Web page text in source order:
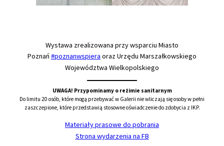
Wystawa zrealizowana przy wsparciu Miasto
Poznań #poznanwspiera oraz Urzędu Marszałkowskiego
Województwa Wielkopolskiego
UWAGA! Przypominamy o reżimie sanitarnym
Do limitu 20 osób, które mogą przebywać w Galerii nie wliczają się osoby w pełni
zaszczepione, które przedstawią stosowne oświadczenie do zdobycia z IKP.
Materiały prasowe do pobrania
Strona wydarzenia na FB